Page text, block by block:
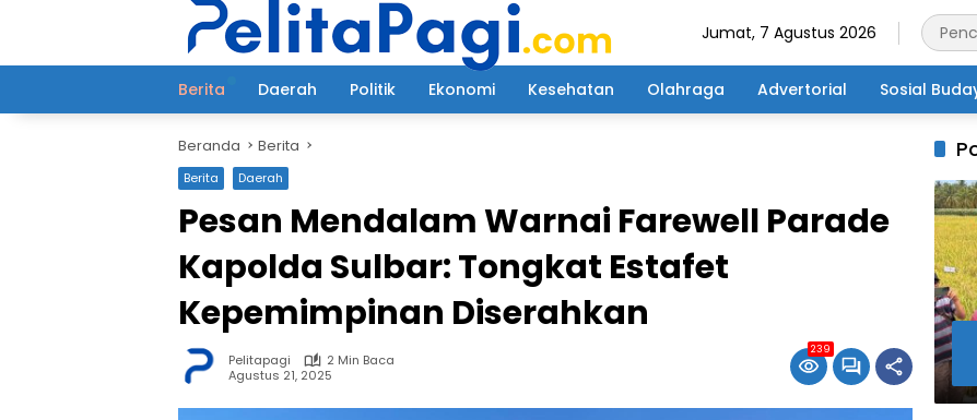
Jumat, 7 Agustus 2026
Berita Daerah Politik Ekonomi Kesehatan Olahraga Advertorial Sosial
Beranda Berita
Berita Daerah
Pesan Mendalam Warnai Farewell Parade
Kapolda Sulbar: Tongkat Estafet
Kepemimpinan Diserahkan
Pelitapagi
2 Min Baca
Agustus 21, 2025
239